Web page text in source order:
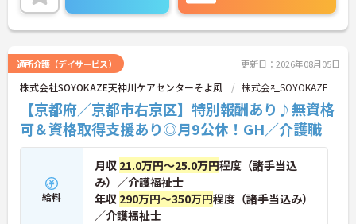
「資格取得支援制度」を完備しています。初任者研
修から国家資格である介護福祉士まで、現場での実
けて資格取得に挑戦できます。
◆法人独自の介護技術認定制度「ケアマイスター」
により、身につけたスキルを5段階でしっかり評価
し手当で還元。さらに「目標管理シート」を用いた
月1回の上司との面談があり、一人ひとりの不安や
目標に寄り添う手厚いフォロー体制が整っていま
す。
通所介護（デイサービス） 更新日：2026年08月05日
株式会社SOYOKAZE天神川ケアセンターそよ風 株式会社SOYOKAZE
【京都府／京都市右京区】特別報酬あり♪無資格
可＆資格取得支援あり◎月9公休！GH／介護職
給料
月収 21.0万円～25.0万円程度（諸手当込
み）／介護福祉士
年収 290万円～350万円程度（諸手当込み）
／介護福祉士